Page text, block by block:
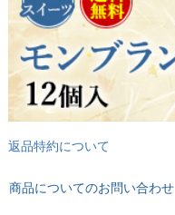
返品特約について
商品についてのお問い合わせ